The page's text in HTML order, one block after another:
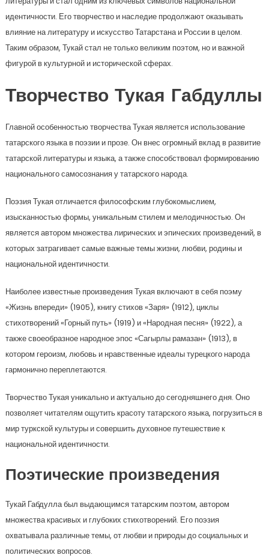
идентичности. Его творчество и наследие продолжают оказывать
влияние на литературу и искусство Татарстана и России в целом.
Таким образом, Тукай стал не только великим поэтом, но и важной
фигурой в культурной и исторической сферах.
Творчество Тукая Габдуллы
Главной особенностью творчества Тукая является использование
татарского языка в поэзии и прозе. Он внес огромный вклад в развитие
татарской литературы и языка, а также способствовал формированию
национального самосознания у татарского народа.
Поэзия Тукая отличается философским глубокомыслием,
изысканностью формы, уникальным стилем и мелодичностью. Он
является автором множества лирических и эпических произведений, в
которых затрагивает самые важные темы жизни, любви, родины и
национальной идентичности.
Наиболее известные произведения Тукая включают в себя поэму
«Жизнь впереди» (1905), книгу стихов «Заря» (1912), циклы
стихотворений «Горный путь» (1919) и «Народная песня» (1922), а
также своеобразное народное эпос «Сагырлы рамазан» (1913), в
котором героизм, любовь и нравственные идеалы турецкого народа
гармонично переплетаются.
Творчество Тукая уникально и актуально до сегодняшнего дня. Оно
позволяет читателям ощутить красоту татарского языка, погрузиться в
мир туркской культуры и совершить духовное путешествие к
национальной идентичности.
Поэтические произведения
Тукай Габдулла был выдающимся татарским поэтом, автором
множества красивых и глубоких стихотворений. Его поэзия
охватывала различные темы, от любви и природы до социальных и
политических вопросов.